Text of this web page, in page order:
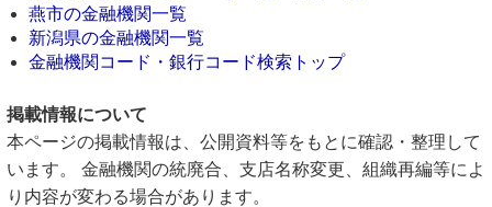
燕市の金融機関一覧
新潟県の金融機関一覧
金融機関コード・銀行コード検索トップ
掲載情報について
本ページの掲載情報は、公開資料等をもとに確認・整理して
います。 金融機関の統廃合、支店名称変更、組織再編等によ
り内容が変わる場合があります。